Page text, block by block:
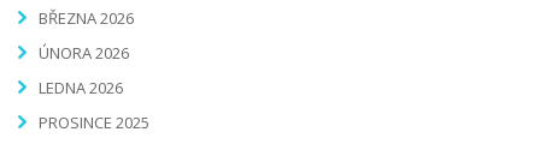
BŘEZNA 2026
ÚNORA 2026
LEDNA 2026
PROSINCE 2025